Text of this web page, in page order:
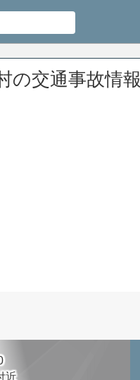
の交通事故情報
近